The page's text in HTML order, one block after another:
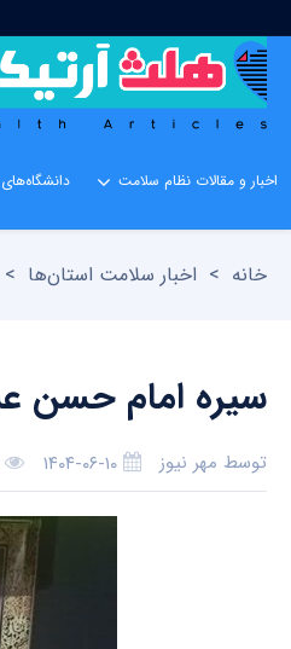
اخبار و مقالات نظام سلامت
خانه > اخبار سلامت استان‌ها >
سیره امام حسن
توسط مهر نیوز ۱۴۰۴-۰۶-۱۰